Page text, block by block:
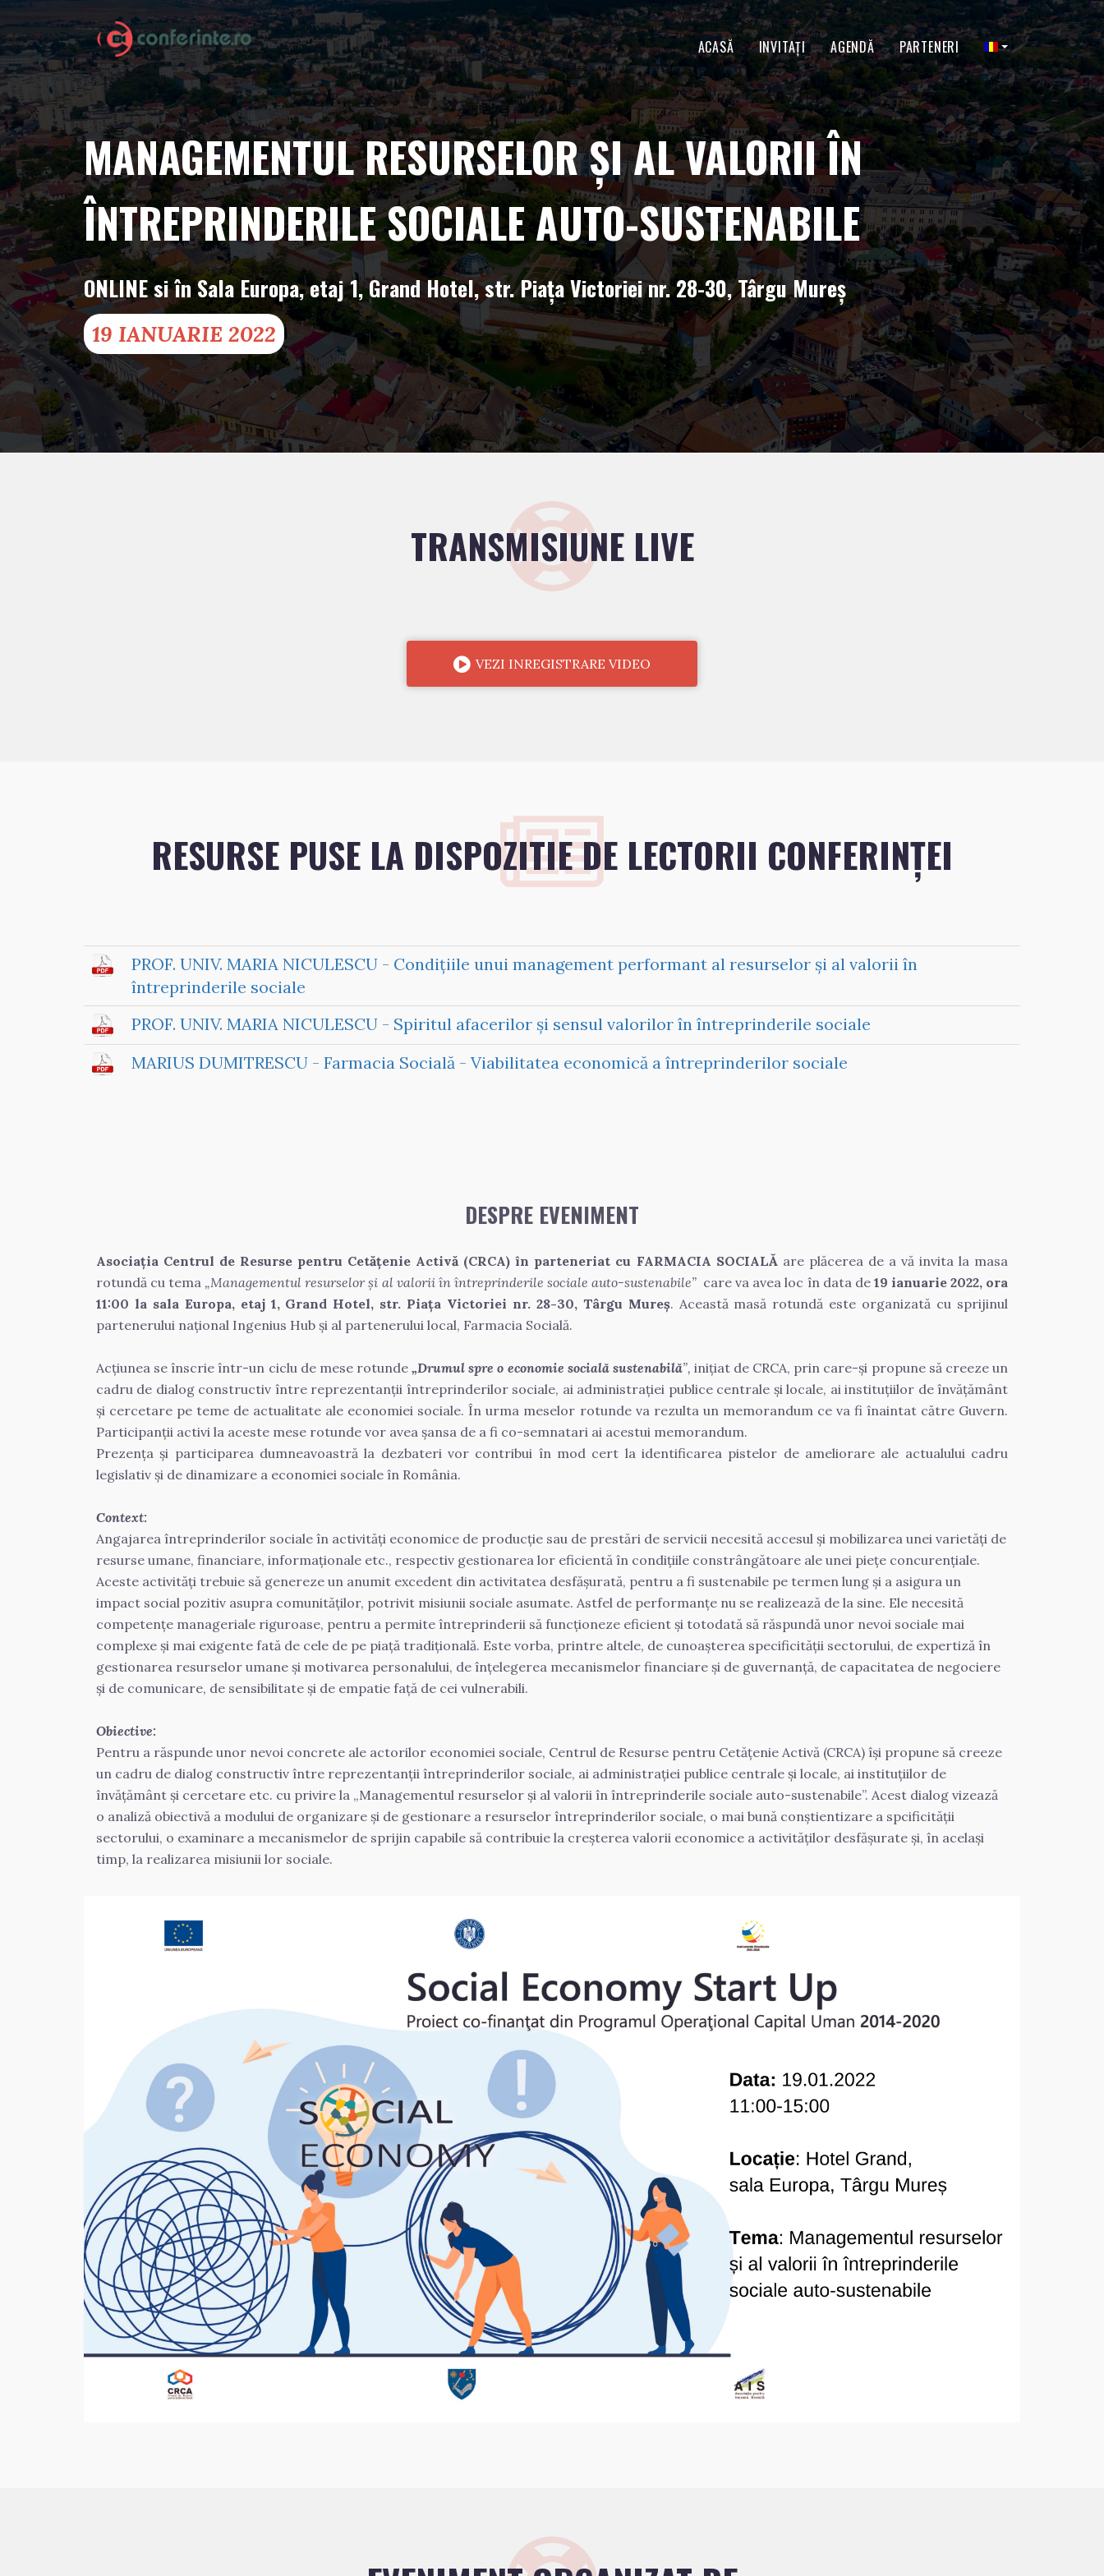
MANAGEMENTUL RESURSELOR ȘI AL VALORII ÎN
ÎNTREPRINDERILE SOCIALE AUTO-SUSTENABILE
ONLINE si în Sala Europa, etaj 1, Grand Hotel, str. Piața Victoriei nr. 28-30, Târgu Mureș
19 IANUARIE 2022
TRANSMISIUNE LIVE
VEZI INREGISTRARE VIDEO
RESURSE PUSE LA DISPOZITIE DE LECTORII CONFERINȚEI
PROF. UNIV. MARIA NICULESCU - Condiţiile unui management performant al resurselor şi al valorii în
întreprinderile sociale
PROF. UNIV. MARIA NICULESCU - Spiritul afacerilor şi sensul valorilor în întreprinderile sociale
MARIUS DUMITRESCU - Farmacia Socială - Viabilitatea economică a întreprinderilor sociale
DESPRE EVENIMENT
Asociația Centrul de Resurse pentru Cetățenie Activă (CRCA) în parteneriat cu FARMACIA SOCIALĂ are plăcerea de a vă invita la masa
rotundă cu tema „Managementul resurselor și al valorii în întreprinderile sociale auto-sustenabile” care va avea loc în data de 19 ianuarie 2022, ora
11:00 la sala Europa, etaj 1, Grand Hotel, str. Piața Victoriei nr. 28-30, Târgu Mureș. Această masă rotundă este organizată cu sprijinul
partenerului național Ingenius Hub și al partenerului local, Farmacia Socială.
Acțiunea se înscrie într-un ciclu de mese rotunde „Drumul spre o economie socială sustenabilă”, inițiat de CRCA, prin care-şi propune să creeze un
cadru de dialog constructiv între reprezentanții întreprinderilor sociale, ai administrației publice centrale şi locale, ai instituțiilor de învățământ
şi cercetare pe teme de actualitate ale economiei sociale. În urma meselor rotunde va rezulta un memorandum ce va fi înaintat către Guvern.
Participanții activi la aceste mese rotunde vor avea șansa de a fi co-semnatari ai acestui memorandum.
Prezența și participarea dumneavoastră la dezbateri vor contribui în mod cert la identificarea pistelor de ameliorare ale actualului cadru
legislativ şi de dinamizare a economiei sociale în România.
Context:
Angajarea întreprinderilor sociale în activități economice de producție sau de prestări de servicii necesită accesul și mobilizarea unei varietăți de
resurse umane, financiare, informaționale etc., respectiv gestionarea lor eficientă în condițiile constrângătoare ale unei piețe concurenţiale.
Aceste activităţi trebuie să genereze un anumit excedent din activitatea desfășurată, pentru a fi sustenabile pe termen lung și a asigura un
impact social pozitiv asupra comunităților, potrivit misiunii sociale asumate. Astfel de performanțe nu se realizează de la sine. Ele necesită
competențe manageriale riguroase, pentru a permite întreprinderii să funcționeze eficient și totodată să răspundă unor nevoi sociale mai
complexe și mai exigente fată de cele de pe piață tradiţională. Este vorba, printre altele, de cunoașterea specificității sectorului, de expertiză în
gestionarea resurselor umane și motivarea personalului, de înțelegerea mecanismelor financiare și de guvernanță, de capacitatea de negociere
și de comunicare, de sensibilitate și de empatie față de cei vulnerabili.
Obiective:
Pentru a răspunde unor nevoi concrete ale actorilor economiei sociale, Centrul de Resurse pentru Cetățenie Activă (CRCA) își propune să creeze
un cadru de dialog constructiv între reprezentanții întreprinderilor sociale, ai administrației publice centrale şi locale, ai instituțiilor de
învățământ şi cercetare etc. cu privire la „Managementul resurselor și al valorii în întreprinderile sociale auto-sustenabile”. Acest dialog vizează
o analiză obiectivă a modului de organizare şi de gestionare a resurselor întreprinderilor sociale, o mai bună conştientizare a spcificităţii
sectorului, o examinare a mecanismelor de sprijin capabile să contribuie la creşterea valorii economice a activităţilor desfăşurate şi, în acelaşi
timp, la realizarea misiunii lor sociale.
ACASĂ INVITAŢI AGENDĂ PARTENERI